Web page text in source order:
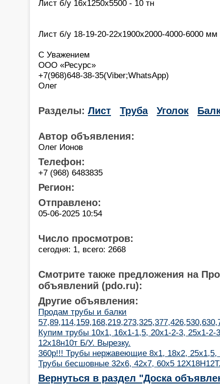
Лист б/у 16х1250х5500 - 10 тн
Лист б/у 18-19-20-22х1900х2000-4000-6000 мм
С Уважением
ООО «Ресурс»
+7(968)648-38-35(Viber;WhatsApp)
Олег
Разделы: Лист Труба Уголок
Автор объявления:
Олег Ионов
Телефон:
+7 (968) 6483835
Регион:
Отправлено:
05-06-2025 10:54
Число просмотров:
сегодня: 1, всего: 2668
Смотрите также предложения на
объявлений (pdo.ru):
Другие объявления:
Продам трубы и балки
Купим трубы 10х1, 16х1-1,5, 20х1-2-3, 25х1-
12х18н10т Б/У. Вырезку.
360р!!! Трубы нержавеющие 8х1, 18х2, 25х1,5,
Трубы бесшовные 32х6, 42х7, 60х5
Вернуться в раздел "Доска